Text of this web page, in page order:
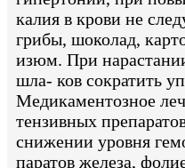
калия в крови не
грибы, шоколад,
изюм. При
шла- ков сократить
Медикаментозное
тензивных
снижении уровня
паратов железа,